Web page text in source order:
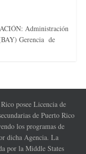
Administración
Gerencia de
posee Licencia de
de Puerto Rico
los programas de
dicha Agencia. La
por la Middle States